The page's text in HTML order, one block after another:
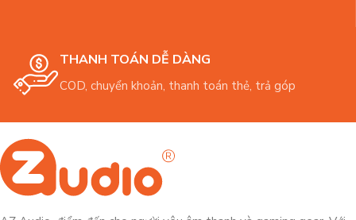
THANH TOÁN DỄ DÀNG
COD, chuyển khoản, thanh toán thẻ, trả góp